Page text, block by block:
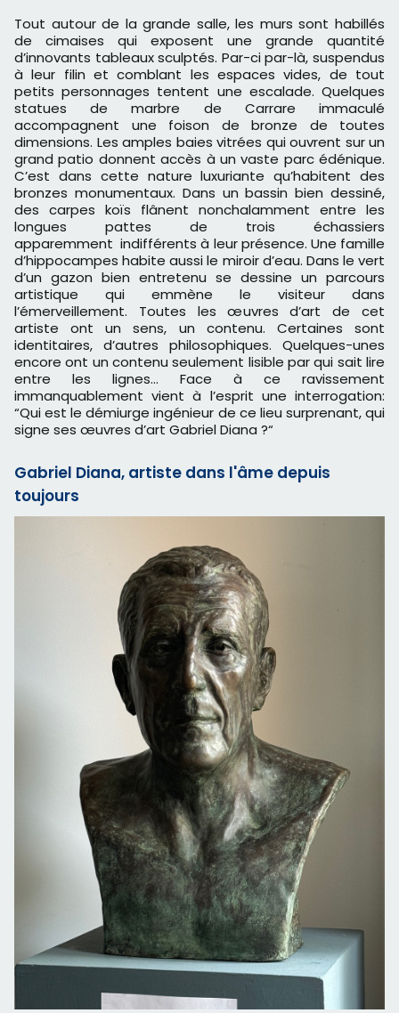
Tout autour de la grande salle, les murs sont habillés
de cimaises qui exposent une grande quantité
d’innovants tableaux sculptés. Par-ci par-là, suspendus
à leur filin et comblant les espaces vides, de tout
petits personnages tentent une escalade. Quelques
statues de marbre de Carrare immaculé
accompagnent une foison de bronze de toutes
dimensions. Les amples baies vitrées qui ouvrent sur un
grand patio donnent accès à un vaste parc édénique.
C’est dans cette nature luxuriante qu’habitent des
bronzes monumentaux. Dans un bassin bien dessiné,
des carpes koïs flânent nonchalamment entre les
longues pattes de trois échassiers
apparemment indifférents à leur présence. Une famille
d’hippocampes habite aussi le miroir d’eau. Dans le vert
d’un gazon bien entretenu se dessine un parcours
artistique qui emmène le visiteur dans
l’émerveillement. Toutes les œuvres d’art de cet
artiste ont un sens, un contenu. Certaines sont
identitaires, d’autres philosophiques. Quelques-unes
encore ont un contenu seulement lisible par qui sait lire
entre les lignes… Face à ce ravissement
immanquablement vient à l’esprit une interrogation:
“Qui est le démiurge ingénieur de ce lieu surprenant, qui
signe ses œuvres d’art Gabriel Diana ?“
Gabriel Diana, artiste dans l'âme depuis
toujours